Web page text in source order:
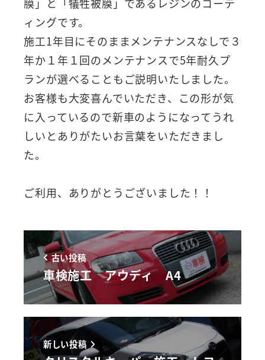
ィングです。
施工1年目にそのままメンテナンスなしで３
年か１年１回のメンテナンスで5年耐久プ
ランが選べることもご説明いたしました。
お客様も大変喜んでいただき、この形が気
に入っているので新車のようになってうれ
しいとありがたいお言葉をいただきまし
た。
ご利用、ありがとうございました！！
古い投稿
車検施工 アウディ A4
新しい投稿